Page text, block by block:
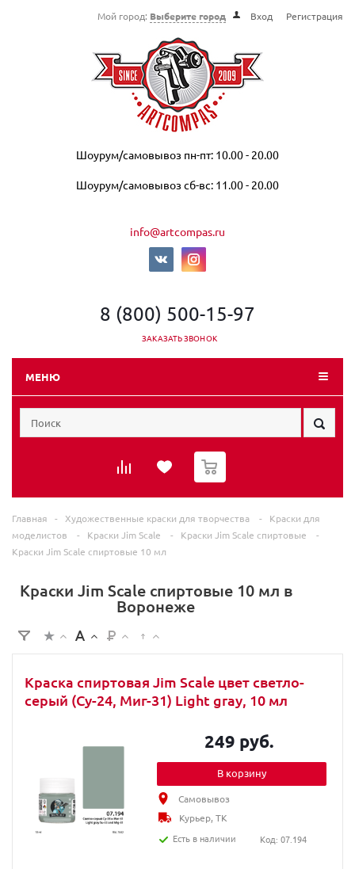
Мой город: Выберите город Вход Регистрация
Шоурум/самовывоз пн-пт: 10.00 - 20.00
Шоурум/самовывоз сб-вс: 11.00 - 20.00
info@artcompas.ru
8 (800) 500-15-97
ЗАКАЗАТЬ ЗВОНОК
МЕНЮ
0
Главная - Художественные краски для творчества -
Краски для
моделистов
- Краски Jim Scale - Краски Jim Scale спиртовые
-
Краски Jim Scale спиртовые 10 мл
Краски Jim Scale спиртовые 10 мл в
Воронеже
Краска спиртовая Jim Scale цвет светло-
серый (Су-24, Миг-31) Light gray, 10 мл
249 руб.
В корзину
Самовывоз
Курьер, ТК
Есть в наличии
Код: 07.194